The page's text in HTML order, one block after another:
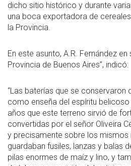
dicho sitio histórico y durante
una boca exportadora de
la Provincia.
En este asunto, A.R. Fernández en
Provincia de Buenos Aires”, indicó:
“Las baterías que se conservaron
como enseña del espíritu
años que este terreno sirvió de
convertidas por el señor Oliveira
y precisamente sobre los mismos
guardaban fusiles, lanzas y balas
pilas enormes de maíz y lino, y